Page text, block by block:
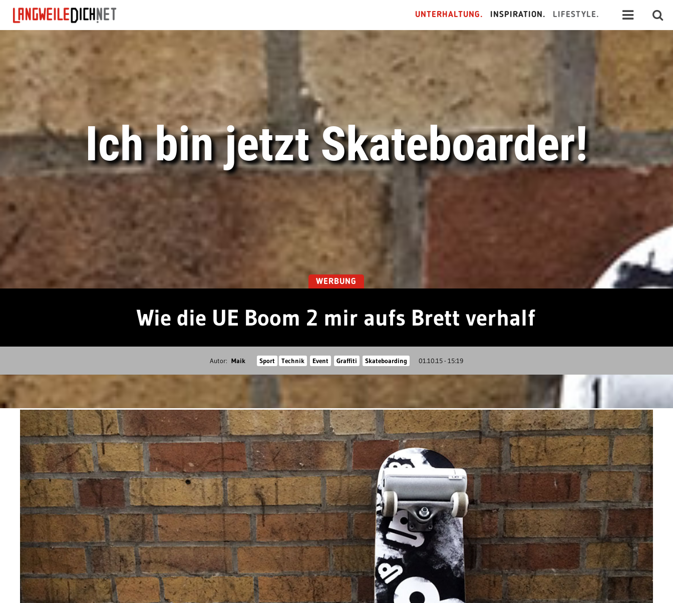
UNTERHALTUNG. INSPIRATION. LIFESTYLE.
Ich bin jetzt Skateboarder!
WERBUNG
Wie die UE Boom 2 mir aufs Brett verhalf
Autor: Maik Sport Technik Event Graffiti Skateboarding 01.10.15 - 15:19